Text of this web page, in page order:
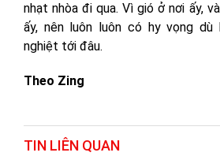
nhạt nhòa đi qua. Vì gió ở nơi ấy,
ấy, nên luôn luôn có hy vọng dù
nghiệt tới đâu.
Theo Zing
TIN LIÊN QUAN